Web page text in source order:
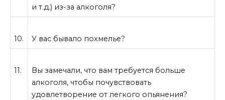
и т.д.) из-за алкоголя?
10. У вас бывало похмелье?
11.
Вы замечали, что вам требуется больше
алкоголя, чтобы почувствовать
удовлетворение от легкого опьянения?